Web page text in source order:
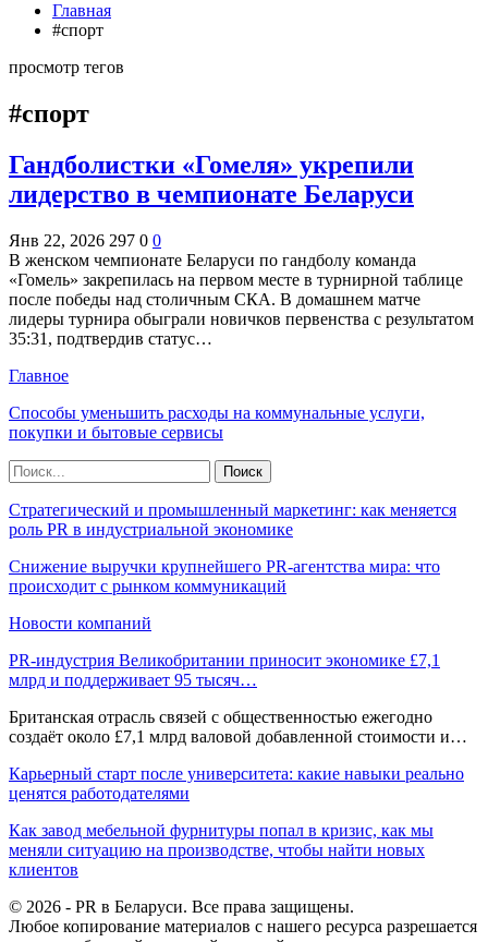
Главная
#спорт
просмотр тегов
#спорт
Гандболистки «Гомеля» укрепили
лидерство в чемпионате Беларуси
Янв 22, 2026 297 0 0
В женском чемпионате Беларуси по гандболу команда
«Гомель» закрепилась на первом месте в турнирной таблице
после победы над столичным СКА. В домашнем матче
лидеры турнира обыграли новичков первенства с результатом
35:31, подтвердив статус…
Главное
Способы уменьшить расходы на коммунальные услуги,
покупки и бытовые сервисы
Стратегический и промышленный маркетинг: как меняется
роль PR в индустриальной экономике
Снижение выручки крупнейшего PR-агентства мира: что
происходит с рынком коммуникаций
Новости компаний
PR-индустрия Великобритании приносит экономике £7,1
млрд и поддерживает 95 тысяч…
Британская отрасль связей с общественностью ежегодно
создаёт около £7,1 млрд валовой добавленной стоимости и…
Карьерный старт после университета: какие навыки реально
ценятся работодателями
Как завод мебельной фурнитуры попал в кризис, как мы
меняли ситуацию на производстве, чтобы найти новых
клиентов
© 2026 - PR в Беларуси. Все права защищены.
Любое копирование материалов с нашего ресурса разрешается